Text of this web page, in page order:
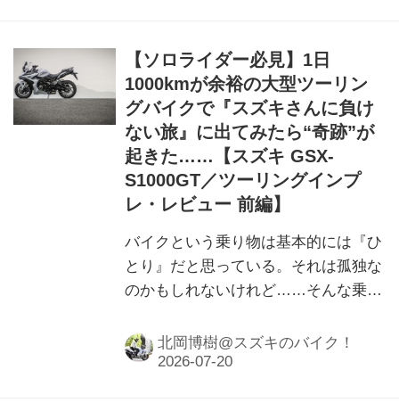
【ソロライダー必見】1日
1000kmが余裕の大型ツーリン
グバイクで『スズキさんに負け
ない旅』に出てみたら“奇跡”が
起きた……【スズキ GSX-
S1000GT／ツーリングインプ
レ・レビュー 前編】
バイクという乗り物は基本的には『ひ
とり』だと思っている。それは孤独な
のかもしれないけれど……そんな乗り
話。実話です。
北岡博樹@スズキのバイク！